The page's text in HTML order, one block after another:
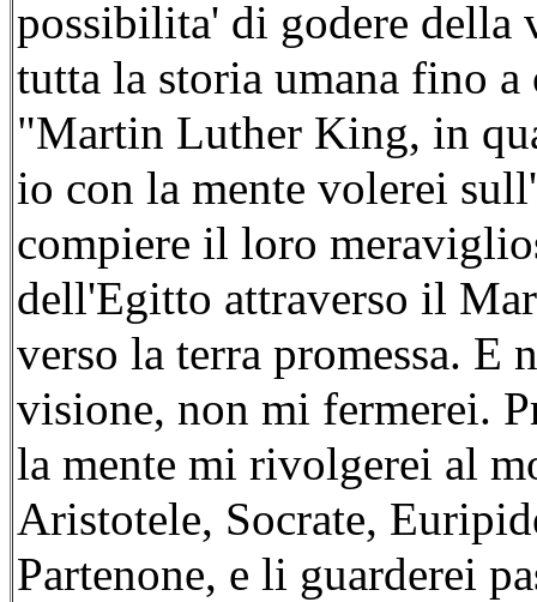
possibilita' di godere della
tutta la storia umana fino
"Martin Luther King, in
io con la mente volerei
compiere il loro
dell'Egitto attraverso il
verso la terra promessa. E
visione, non mi fermerei.
la mente mi rivolgerei al
Aristotele, Socrate,
Partenone, e li guarderei